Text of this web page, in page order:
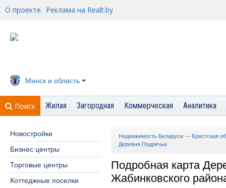
О проекте Реклама на Realt.by
Минск и область
Поиск Жилая Загородная Коммерческая Аналитика
Новостройки
Бизнес центры
Торговые центры
Коттеджные поселки
Недвижимость Беларуси — Брестская
Деревня Подречье
Подробная карта
Жабинковского